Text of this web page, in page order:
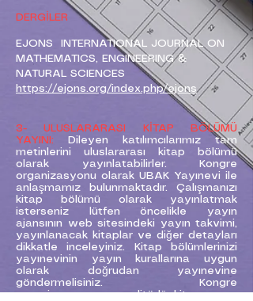
DERGİLER
EJONS INTERNATIONAL JOURNAL ON
MATHEMATICS, ENGINEERING &
NATURAL SCIENCES
https://ejons.org/index.php/ejons
3- ULUSLARARASI KİTAP BÖLÜMÜ
YAYINI:
Dileyen katılımcılarımız tam
metinlerini uluslararası kitap bölümü
olarak yayınlatabilirler. Kongre
organizasyonu olarak UBAK Yayınevi ile
anlaşmamız bulunmaktadır. Çalışmanızı
kitap bölümü olarak yayınlatmak
isterseniz lütfen öncelikle yayın
ajansının web sitesindeki yayın takvimi,
yayınlanacak kitaplar ve diğer detayları
dikkatle inceleyiniz. Kitap bölümlerinizi
yayınevinin yayın kurallarına uygun
olarak doğrudan yayınevine
göndermelisiniz. Kongre
organizasyonumuz editörlü kitap yayın